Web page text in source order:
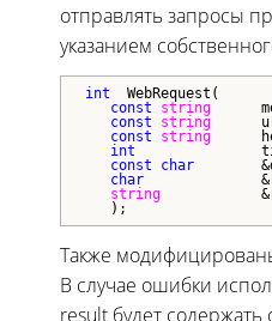
отправлять запросы
указанием
int WebRequest(
const
string
const
string
const
string
int
const
char
char
string
);
Также
В случае ошибки
result будет